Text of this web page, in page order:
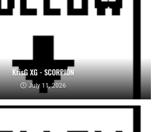
KrisG XG - SCORPION
July 11, 2026